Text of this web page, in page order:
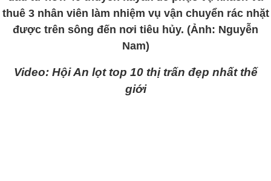
thuê 3 nhân viên làm nhiệm vụ vận chuyển rác nhặt
được trên sông đến nơi tiêu hủy. (Ảnh: Nguyễn
Nam)
Video: Hội An lọt top 10 thị trấn đẹp nhất thế
giới